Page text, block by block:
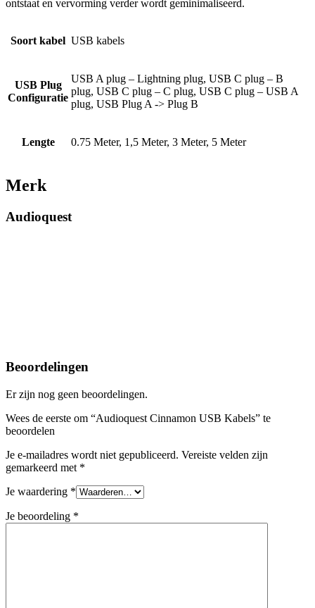
ontstaat en vervorming verder wordt geminimaliseerd.
Soort kabel USB kabels
USB Plug
Configuratie
USB A plug – Lightning plug, USB C plug – B
plug, USB C plug – C plug, USB C plug – USB A
plug, USB Plug A -> Plug B
Lengte 0.75 Meter, 1,5 Meter, 3 Meter, 5 Meter
Merk
Audioquest
Beoordelingen
Er zijn nog geen beoordelingen.
Wees de eerste om “Audioquest Cinnamon USB Kabels” te
beoordelen
Je e-mailadres wordt niet gepubliceerd. Vereiste velden zijn
gemarkeerd met *
Je waardering *
Je beoordeling *